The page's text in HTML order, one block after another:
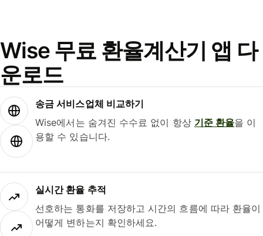
Wise 무료 환율계산기 앱 다
운로드
송금 서비스업체 비교하기
Wise에서는 숨겨진 수수료 없이 항상 기준 환율을 이
용할 수 있습니다.
실시간 환율 추적
선호하는 통화를 저장하고 시간의 흐름에 따라 환율이
어떻게 변하는지 확인하세요.